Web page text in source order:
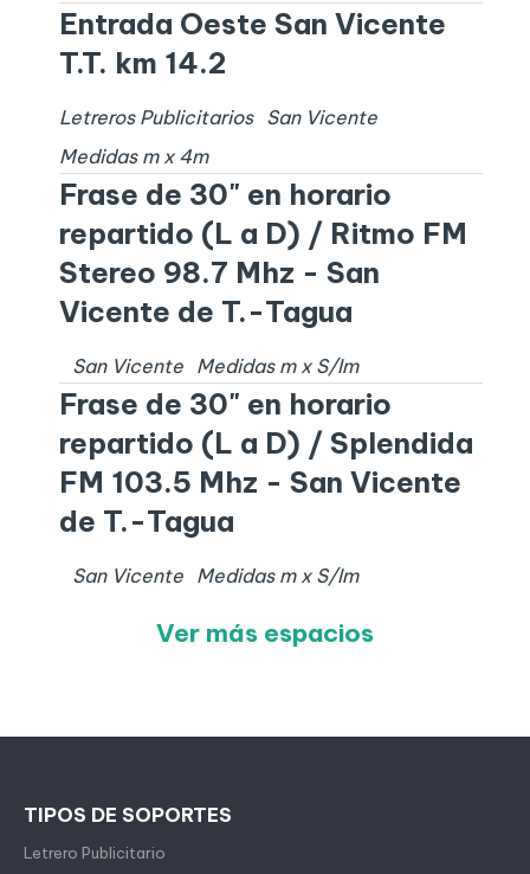
Entrada Oeste San Vicente
T.T. km 14.2
Letreros Publicitarios
San Vicente
Medidas m x 4m
Frase de 30" en horario
repartido (L a D) / Ritmo FM
Stereo 98.7 Mhz - San
Vicente de T.-Tagua
San Vicente Medidas m x S/Im
Frase de 30" en horario
repartido (L a D) / Splendida
FM 103.5 Mhz - San Vicente
de T.-Tagua
San Vicente Medidas m x S/Im
Ver más espacios
TIPOS DE SOPORTES
Letrero Publicitario